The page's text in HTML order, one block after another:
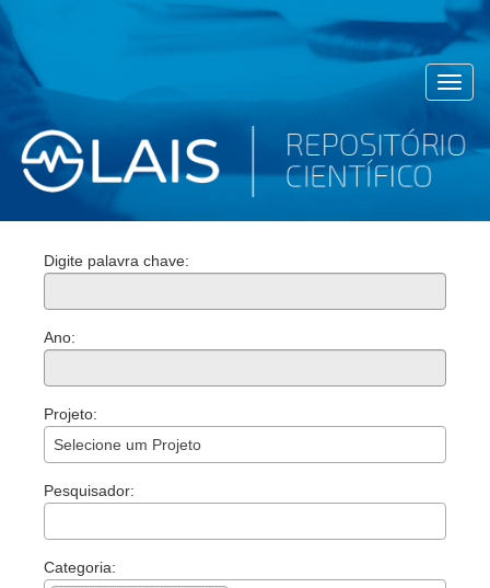
Digite palavra chave:
Ano:
Projeto:
Selecione um Projeto
Pesquisador:
Categoria: